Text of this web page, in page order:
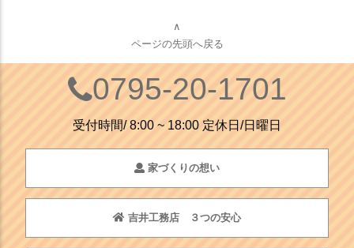
∧
ページの先頭へ戻る
0795-20-1701
受付時間/ 8:00 ~ 18:00 定休日/日曜日
家づくりの想い
吉井工務店 ３つの安心